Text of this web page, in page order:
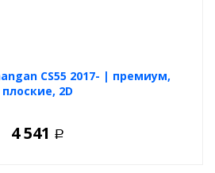
CS55 2017- | премиум,
плоские, 2D
4 541 Р